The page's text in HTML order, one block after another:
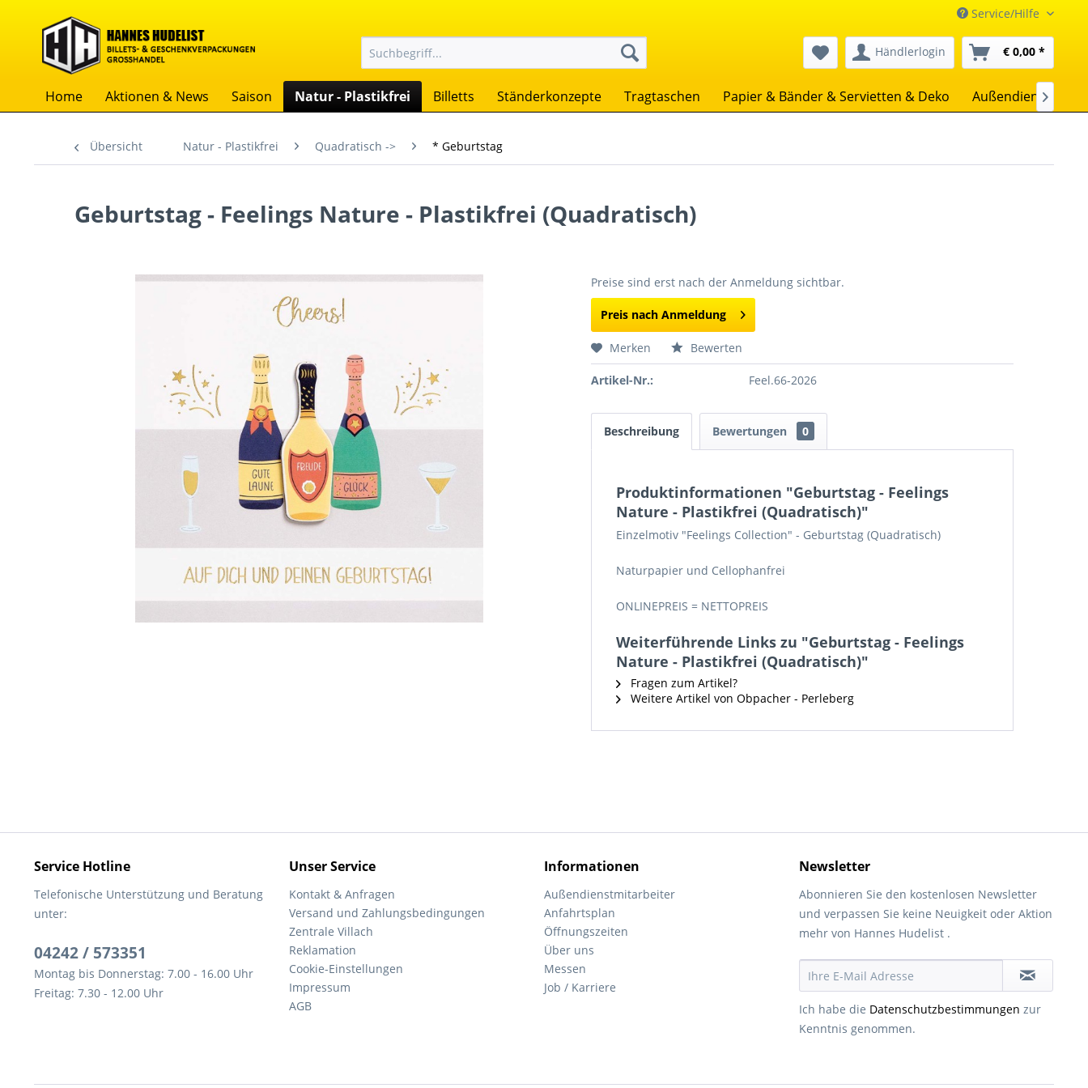
Service/Hilfe
Händlerlogin € 0,00 *
Home Aktionen & News Saison Natur - Plastikfrei Billetts Ständerkonzepte Tragtaschen Papier & Bänder & Servietten & Deko Außendienst

Übersicht Natur - Plastikfrei Quadratisch -> * Geburtstag
Geburtstag - Feelings Nature - Plastikfrei (Quadratisch)
Preise sind erst nach der Anmeldung sichtbar.
Preis nach Anmeldung
Merken Bewerten
Artikel-Nr.: Feel.66-2026
Beschreibung Bewertungen 0
Produktinformationen "Geburtstag - Feelings
Nature - Plastikfrei (Quadratisch)"
Einzelmotiv "Feelings Collection" - Geburtstag (Quadratisch)
Naturpapier und Cellophanfrei
ONLINEPREIS = NETTOPREIS
Weiterführende Links zu "Geburtstag - Feelings
Nature - Plastikfrei (Quadratisch)"
Fragen zum Artikel?
Weitere Artikel von Obpacher - Perleberg
Service Hotline
Telefonische Unterstützung und Beratung
unter:
04242 / 573351
Montag bis Donnerstag: 7.00 - 16.00 Uhr
Freitag: 7.30 - 12.00 Uhr
Unser Service
Kontakt & Anfragen
Versand und Zahlungsbedingungen
Zentrale Villach
Reklamation
Cookie-Einstellungen
Impressum
AGB
Informationen
Außendienstmitarbeiter
Anfahrtsplan
Öffnungszeiten
Über uns
Messen
Job / Karriere
Newsletter
Abonnieren Sie den kostenlosen Newsletter
und verpassen Sie keine Neuigkeit oder Aktion
mehr von Hannes Hudelist .
Ich habe die Datenschutzbestimmungen zur
Kenntnis genommen.